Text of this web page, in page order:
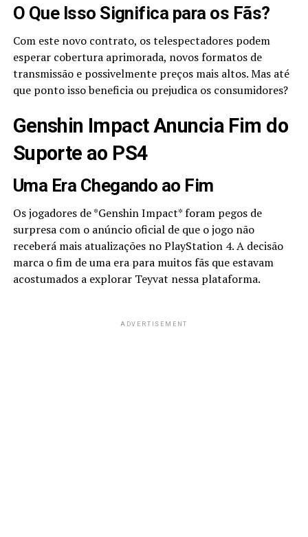
O Que Isso Significa para os Fãs?
Com este novo contrato, os telespectadores podem
esperar cobertura aprimorada, novos formatos de
transmissão e possivelmente preços mais altos. Mas até
que ponto isso beneficia ou prejudica os consumidores?
Genshin Impact Anuncia Fim do
Suporte ao PS4
Uma Era Chegando ao Fim
Os jogadores de *Genshin Impact* foram pegos de
surpresa com o anúncio oficial de que o jogo não
receberá mais atualizações no PlayStation 4. A decisão
marca o fim de uma era para muitos fãs que estavam
acostumados a explorar Teyvat nessa plataforma.
ADVERTISEMENT